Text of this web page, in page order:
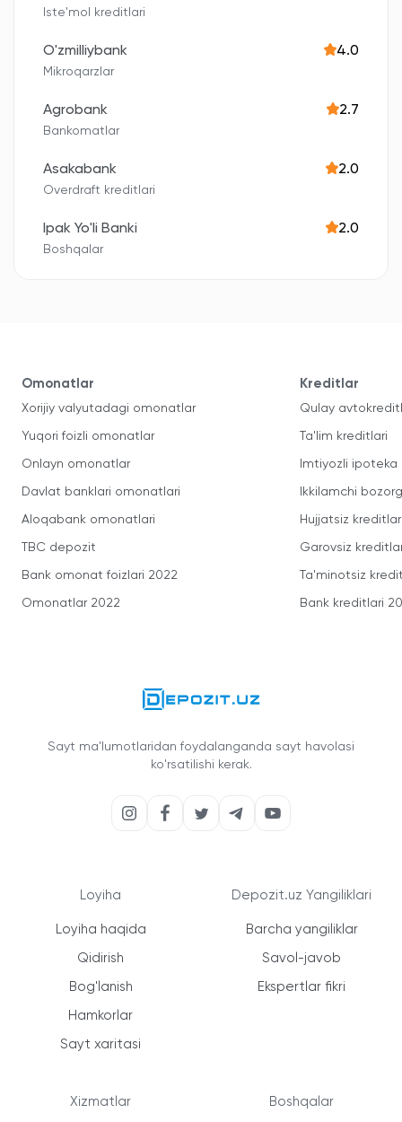
Iste'mol kreditlari
O'zmilliybank 4.0
Mikroqarzlar
Agrobank 2.7
Bankomatlar
Asakabank 2.0
Overdraft kreditlari
Ipak Yo'li Banki 2.0
Boshqalar
Omonatlar
Xorijiy valyutadagi omonatlar
Yuqori foizli omonatlar
Onlayn omonatlar
Davlat banklari omonatlari
Aloqabank omonatlari
TBC depozit
Bank omonat foizlari 2022
Omonatlar 2022
Kreditlar
Qulay
Ta'lim kreditlari
Imtiyozli ipoteka
Ikkilamchi
Hujjatsiz kreditlar
Garovsiz
Ta'minotsiz
Bank kreditlari
Sayt ma'lumotlaridan foydalanganda sayt havolasi
ko'rsatilishi kerak.
Loyiha
Loyiha haqida
Qidirish
Bog'lanish
Hamkorlar
Sayt xaritasi
Xizmatlar
Depozit.uz Yangiliklari
Barcha yangiliklar
Savol-javob
Ekspertlar fikri
Boshqalar